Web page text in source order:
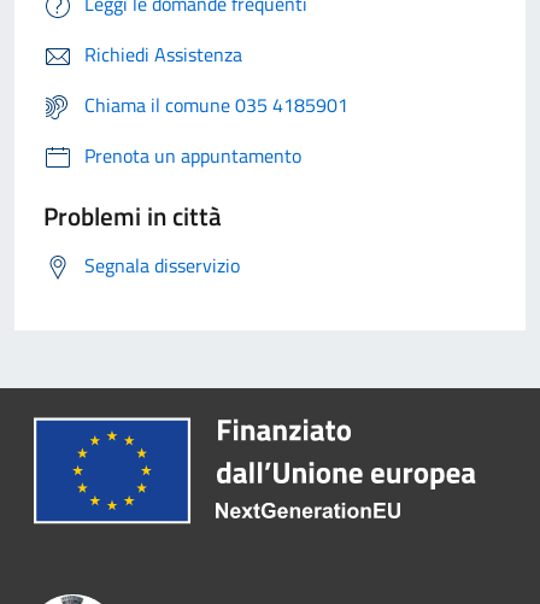
Richiedi Assistenza
Chiama il comune 035 4185901
Prenota un appuntamento
Problemi in città
Segnala disservizio